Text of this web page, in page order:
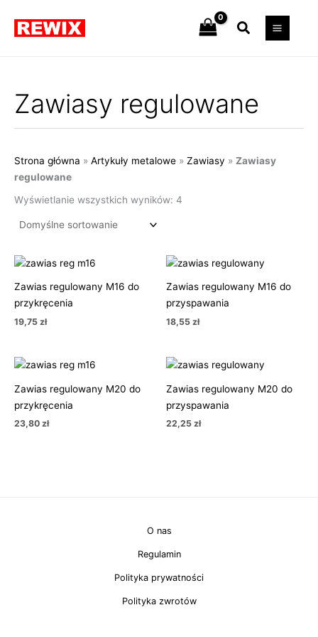
treści
Szukaj
Zawiasy regulowane
Strona główna » Artykuły metalowe » Zawiasy » Zawiasy
regulowane
Wyświetlanie wszystkich wyników: 4
Zawias regulowany M16 do
przykręcenia
19,75 zł
Zawias regulowany M16 do
przyspawania
18,55 zł
Zawias regulowany M20 do
przykręcenia
23,80 zł
Zawias regulowany M20 do
przyspawania
22,25 zł
O nas
Regulamin
Polityka prywatności
Polityka zwrotów